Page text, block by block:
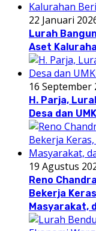
22 Januari
Lurah
Aset
16 September
H. Parja,
Desa dan
19 Agustus
Reno
Bekerja
Masyarakat,